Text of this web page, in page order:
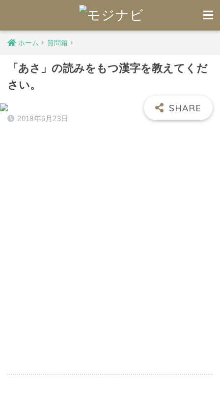
ホーム 質問箱
「あさ」の読みをもつ漢字を教えてくだ
さい。
2018年6月23日